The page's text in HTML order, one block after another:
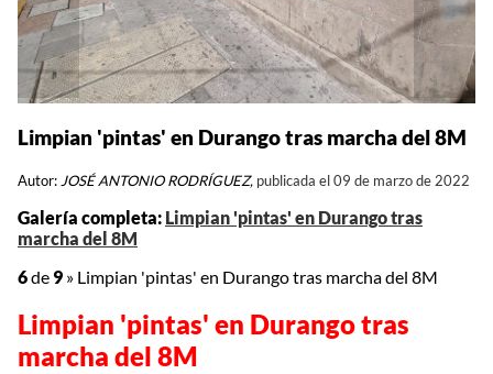
Limpian 'pintas' en Durango tras marcha del 8M
Autor: JOSÉ ANTONIO RODRÍGUEZ, publicada el 09 de marzo de 2022
Galería completa: Limpian 'pintas' en Durango tras
marcha del 8M
6de 9 » Limpian 'pintas' en Durango tras marcha del 8M
Limpian 'pintas' en Durango tras
marcha del 8M